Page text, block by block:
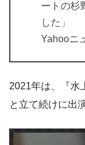
ートの杉
した」
Yahooニ
2021年は、『水
と立て続けに出